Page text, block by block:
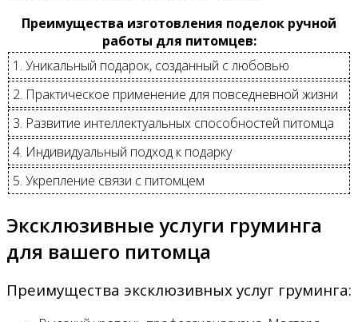
Преимущества изготовления поделок ручной
работы для питомцев:
1. Уникальный подарок, созданный с любовью
2. Практическое применение для повседневной жизни
3. Развитие интеллектуальных способностей питомца
4. Индивидуальный подход к подарку
5. Укрепление связи с питомцем
Эксклюзивные услуги груминга
для вашего питомца
Преимущества эксклюзивных услуг груминга: